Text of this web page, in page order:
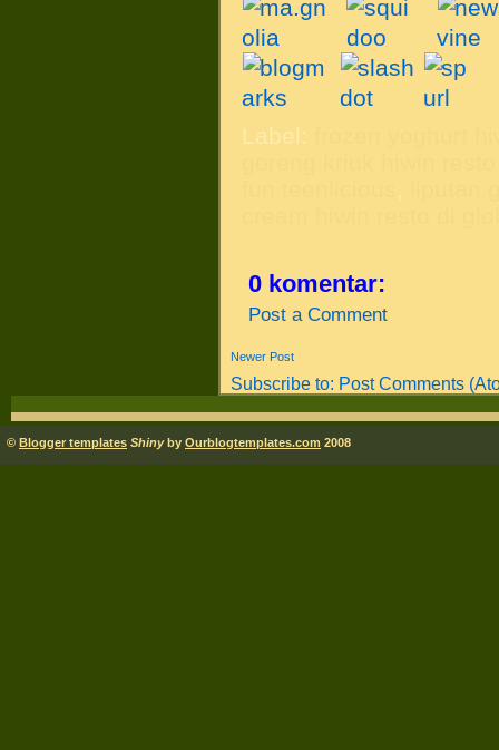
Label:
0 komentar:
Post a Comment
Newer Post
Subscribe to: Post Comments
© Blogger templates Shinyby Ourblogtemplates.com 2008